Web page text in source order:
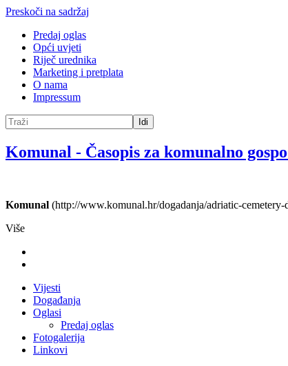
Preskoči na sadržaj
Predaj oglas
Opći uvjeti
Riječ urednika
Marketing i pretplata
O nama
Impressum
Idi
Komunal - Časopis za komunalno
Komunal (http://www.komunal.hr/dogadanja/adriatic-
Više
Vijesti
Događanja
Oglasi
Predaj oglas
Fotogalerija
Linkovi